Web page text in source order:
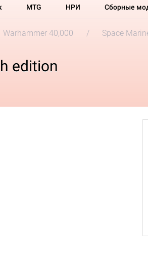
MTG НРИ Сборные
Warhammer 40,000 Space
edition